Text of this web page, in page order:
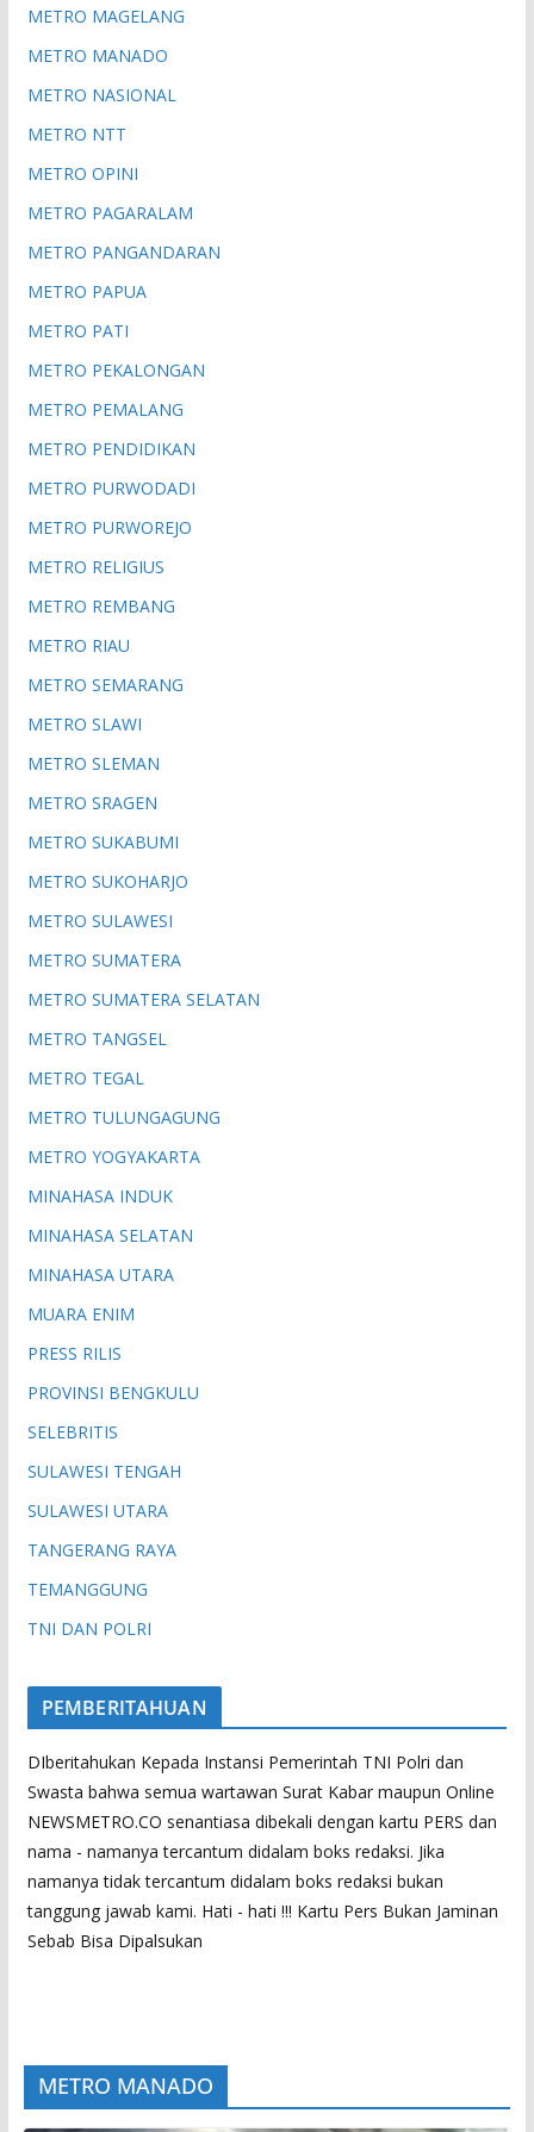
METRO MAGELANG
METRO MANADO
METRO NASIONAL
METRO NTT
METRO OPINI
METRO PAGARALAM
METRO PANGANDARAN
METRO PAPUA
METRO PATI
METRO PEKALONGAN
METRO PEMALANG
METRO PENDIDIKAN
METRO PURWODADI
METRO PURWOREJO
METRO RELIGIUS
METRO REMBANG
METRO RIAU
METRO SEMARANG
METRO SLAWI
METRO SLEMAN
METRO SRAGEN
METRO SUKABUMI
METRO SUKOHARJO
METRO SULAWESI
METRO SUMATERA
METRO SUMATERA SELATAN
METRO TANGSEL
METRO TEGAL
METRO TULUNGAGUNG
METRO YOGYAKARTA
MINAHASA INDUK
MINAHASA SELATAN
MINAHASA UTARA
MUARA ENIM
PRESS RILIS
PROVINSI BENGKULU
SELEBRITIS
SULAWESI TENGAH
SULAWESI UTARA
TANGERANG RAYA
TEMANGGUNG
TNI DAN POLRI
PEMBERITAHUAN
DIberitahukan Kepada Instansi Pemerintah TNI Polri dan
Swasta bahwa semua wartawan Surat Kabar maupun Online
NEWSMETRO.CO senantiasa dibekali dengan kartu PERS dan
nama - namanya tercantum didalam boks redaksi. Jika
namanya tidak tercantum didalam boks redaksi bukan
tanggung jawab kami. Hati - hati !!! Kartu Pers Bukan Jaminan
Sebab Bisa Dipalsukan
METRO MANADO